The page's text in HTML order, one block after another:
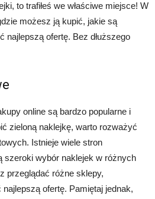
to trafiłeś we właściwe miejsce! W
możesz ją kupić, jakie są
najlepszą ofertę. Bez dłuższego
online są bardzo popularne i
zieloną naklejkę, warto rozważyć
Istnieje wiele stron
szeroki wybór naklejek w różnych
przeglądać różne sklepy,
ofertę. Pamiętaj jednak,